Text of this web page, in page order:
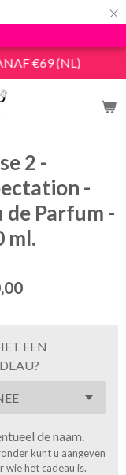
×
€69 (NL)
2 -
-
de Parfum -
ml.
EEN
de naam.
kunt u aangeven
wie het cadeau is.